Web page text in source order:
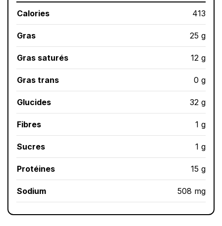
Calories 413
Gras 25 g
Gras saturés 12 g
Gras trans 0 g
Glucides 32 g
Fibres 1 g
Sucres 1 g
Protéines 15 g
Sodium 508 mg